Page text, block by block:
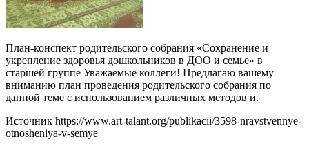
План-конспект родительского собрания «Сохранение и
укрепление здоровья дошкольников в ДОО и семье» в
старшей группе Уважаемые коллеги! Предлагаю вашему
вниманию план проведения родительского собрания по
данной теме с использованием различных методов и.
Источник https://www.art-talant.org/publikacii/3598-nravstvennye-
otnosheniya-v-semye